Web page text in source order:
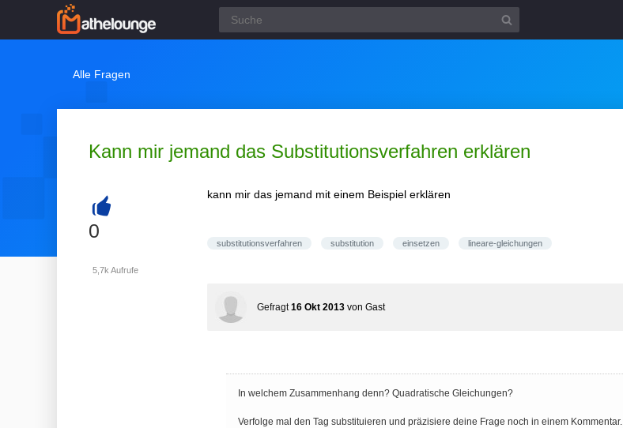
Alle Fragen
Kann mir jemand das Substitutionsverfahren erklären
+
0
5,7k Aufrufe
kann mir das jemand mit einem Beispiel erklären
substitutionsverfahren substitution einsetzen lineare-gleichungen
Gefragt 16 Okt 2013 von Gast
In welchem Zusammenhang denn? Quadratische Gleichungen?
Verfolge mal den Tag substituieren und präzisiere deine Frage noch in einem Kommentar.